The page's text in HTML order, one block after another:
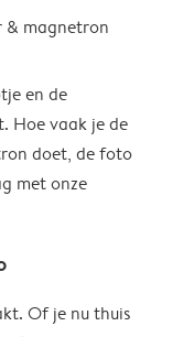
& magnetron
en de
Hoe vaak je de
doet, de foto
met onze
Of je nu thuis